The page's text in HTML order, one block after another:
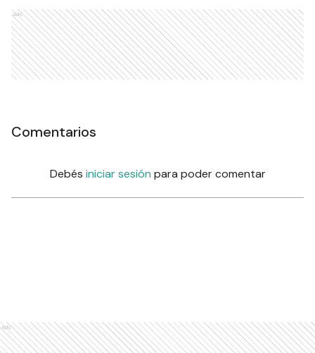
Ads
Comentarios
Debés iniciar sesión para poder comentar
Ads